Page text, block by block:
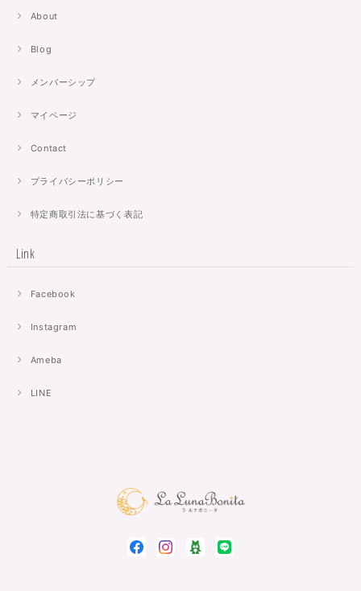
About
Blog
メンバーシップ
マイページ
Contact
プライバシーポリシー
特定商取引法に基づく表記
Link
Facebook
Instagram
Ameba
LINE